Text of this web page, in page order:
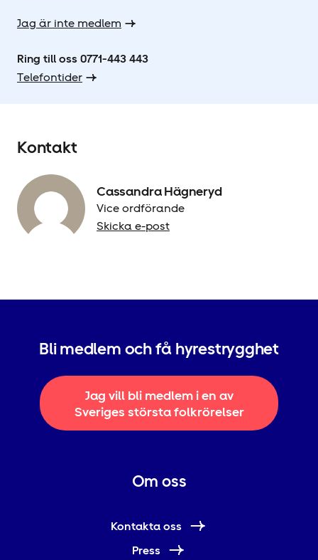
Jag är inte medlem
Ring till oss 0771-443 443
Telefontider
Kontakt
Cassandra Hägneryd
Vice ordförande
Skicka e-post
Bli medlem och få hyrestrygghet
Jag vill bli medlem i en av
Sveriges största folkrörelser
Om oss
Kontakta oss
Press